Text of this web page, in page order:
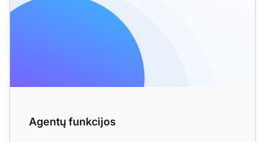
Agentų funkcijos